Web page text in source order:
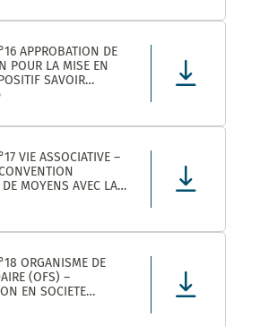
APPROBATION DE
POUR LA MISE EN
SAVOIR
MONTPELLIER
VIE ASSOCIATIVE –
DE MOYENS AVEC LA
DES
POUR L’ANNEE
PARTENARIAT SIGNEE
ORGANISME DE
(OFS) –
EN SOCIETE
COLLECTIF